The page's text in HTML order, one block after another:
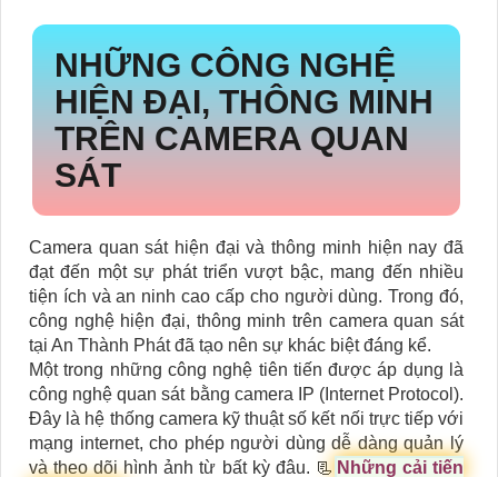
NHỮNG CÔNG NGHỆ
HIỆN ĐẠI, THÔNG MINH
TRÊN CAMERA QUAN
SÁT
Camera quan sát hiện đại và thông minh hiện nay đã
đạt đến một sự phát triển vượt bậc, mang đến nhiều
tiện ích và an ninh cao cấp cho người dùng. Trong đó,
công nghệ hiện đại, thông minh trên camera quan sát
tại An Thành Phát đã tạo nên sự khác biệt đáng kể.
Một trong những công nghệ tiên tiến được áp dụng là
công nghệ quan sát bằng camera IP (Internet Protocol).
Đây là hệ thống camera kỹ thuật số kết nối trực tiếp với
mạng internet, cho phép người dùng dễ dàng quản lý
và theo dõi hình ảnh từ bất kỳ đâu. 📃 Những cải tiến